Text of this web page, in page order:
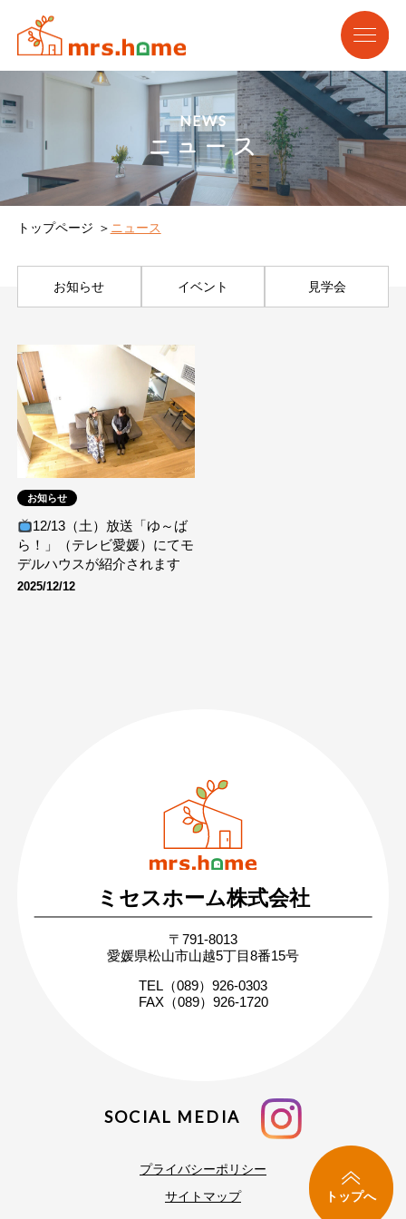
NEWS
ニュース
トップページ ニュース
お知らせ イベント 見学会
お知らせ
12/13（土）放送「ゆ～ば
ら！」（テレビ愛媛）にてモ
デルハウスが紹介されます
2025/12/12
トップへ
営業時間：月〜土 8:30 〜 17:30
日・祝 9:30 〜 17:30
無料相談・お問い合わせ
まずはお気軽にご相談ください
家づくりの疑問や不安にお答えします
ミセスホーム株式会社
〒791-8013
愛媛県松山市山越5丁目8番15号
TEL（089）926-0303
FAX（089）926-1720
SOCIAL MEDIA
プライバシーポリシー
サイトマップ